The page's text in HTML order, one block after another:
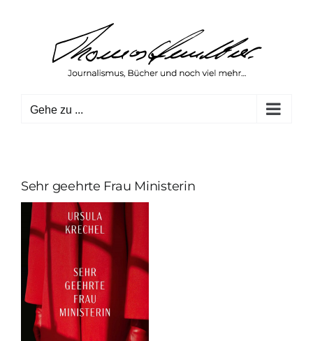
springen
Gehe zu ...
Sehr geehrte Frau Ministerin